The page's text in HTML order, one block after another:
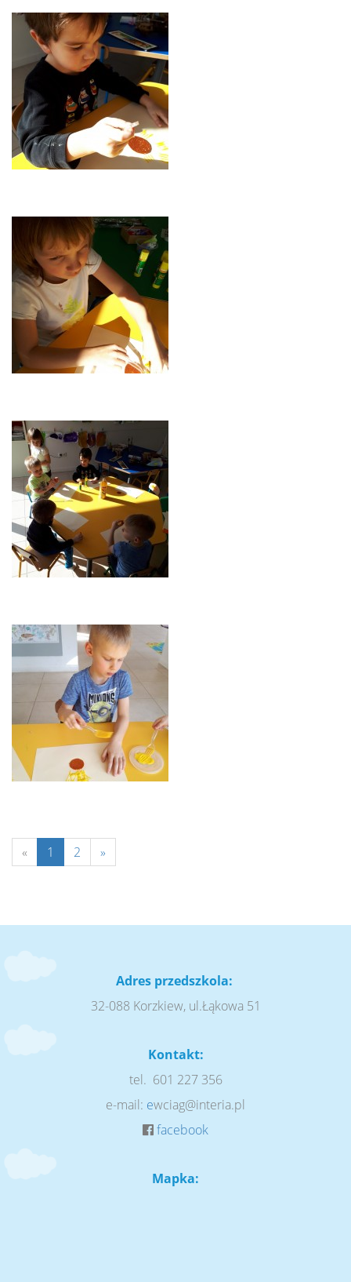
« 1 2 »
Adres przedszkola:
32-088 Korzkiew, ul.Łąkowa 51
Kontakt:
tel. 601 227 356
e-mail: ewciag@interia.pl
facebook
Mapka: